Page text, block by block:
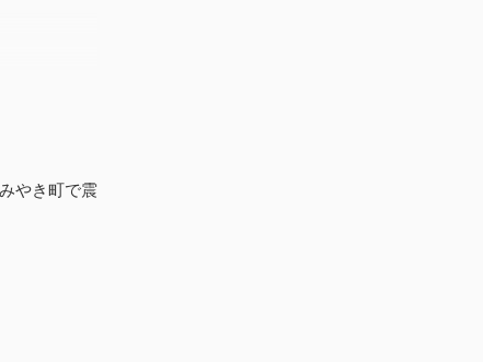
やき町で震